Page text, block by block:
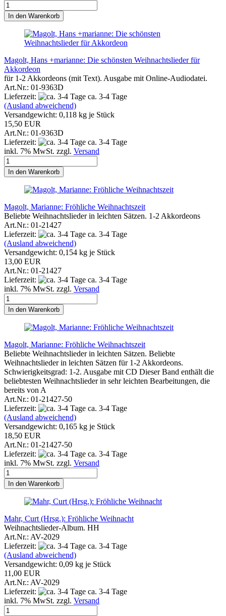
In den Warenkorb
Magolt, Hans +marianne: Die schönsten Weihnachtslieder für
Akkordeon
für 1-2 Akkordeons (mit Text). Ausgabe mit Online-Audiodatei.
Art.Nr.: 01-9363D
Lieferzeit:
ca. 3-4 Tage
(Ausland abweichend)
Versandgewicht: 0,118 kg je Stück
15,50 EUR
Art.Nr.: 01-9363D
Lieferzeit:
ca. 3-4 Tage
inkl. 7% MwSt. zzgl. Versand
In den Warenkorb
Magolt, Marianne: Fröhliche Weihnachtszeit
Beliebte Weihnachtslieder in leichten Sätzen. 1-2 Akkordeons
Art.Nr.: 01-21427
Lieferzeit:
ca. 3-4 Tage
(Ausland abweichend)
Versandgewicht: 0,154 kg je Stück
13,00 EUR
Art.Nr.: 01-21427
Lieferzeit:
ca. 3-4 Tage
inkl. 7% MwSt. zzgl. Versand
In den Warenkorb
Magolt, Marianne: Fröhliche Weihnachtszeit
Beliebte Weihnachtslieder in leichten Sätzen. Beliebte
Weihnachtslieder in leichten Sätzen für 1-2 Akkordeons.
Schwierigkeitsgrad: 1-2. Ausgabe mit CD Dieser Band enthält die
beliebtesten Weihnachtslieder in sehr leichten Bearbeitungen, die
bereits von A
Art.Nr.: 01-21427-50
Lieferzeit:
ca. 3-4 Tage
(Ausland abweichend)
Versandgewicht: 0,165 kg je Stück
18,50 EUR
Art.Nr.: 01-21427-50
Lieferzeit:
ca. 3-4 Tage
inkl. 7% MwSt. zzgl. Versand
In den Warenkorb
Mahr, Curt (Hrsg.): Fröhliche Weihnacht
Weihnachtslieder-Album. HH
Art.Nr.: AV-2029
Lieferzeit:
ca. 3-4 Tage
(Ausland abweichend)
Versandgewicht: 0,09 kg je Stück
11,00 EUR
Art.Nr.: AV-2029
Lieferzeit:
ca. 3-4 Tage
inkl. 7% MwSt. zzgl. Versand